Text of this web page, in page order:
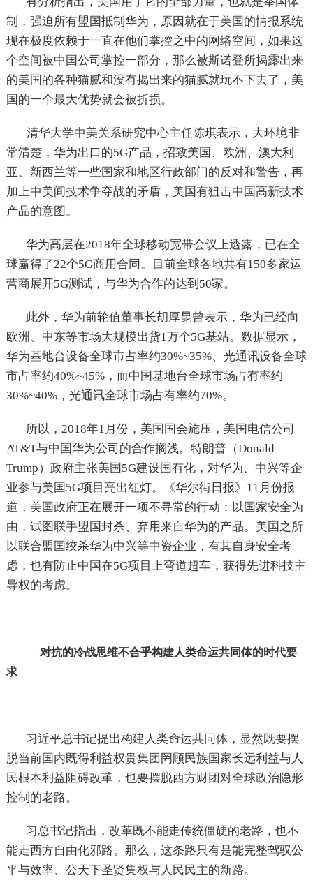
制，强迫所有盟国抵制华为，原因就在于美国的情报系统
现在极度依赖于一直在他们掌控之中的网络空间，如果这
个空间被中国公司掌控一部分，那么被斯诺登所揭露出来
的美国的各种猫腻和没有揭出来的猫腻就玩不下去了，美
国的一个最大优势就会被折损。
清华大学中美关系研究中心主任陈琪表示，大环境非
常清楚，华为出口的5G产品，招致美国、欧洲、澳大利
亚、新西兰等一些国家和地区行政部门的反对和警告，再
加上中美间技术争夺战的矛盾，美国有狙击中国高新技术
产品的意图。
华为高层在2018年全球移动宽带会议上透露，已在全
球赢得了22个5G商用合同。目前全球各地共有150多家运
营商展开5G测试，与华为合作的达到50家。
此外，华为前轮值董事长胡厚昆曾表示，华为已经向
欧洲、中东等市场大规模出货1万个5G基站。数据显示，
华为基地台设备全球市占率约30%~35%、光通讯设备全球
市占率约40%~45%，而中国基地台全球市场占有率约
30%~40%，光通讯全球市场占有率约70%。
所以，2018年1月份，美国国会施压，美国电信公司
AT&T与中国华为公司的合作搁浅。特朗普（Donald
Trump）政府主张美国5G建设国有化，对华为、中兴等企
业参与美国5G项目亮出红灯。《华尔街日报》11月份报
道，美国政府正在展开一项不寻常的行动：以国家安全为
由，试图联手盟国封杀、弃用来自华为的产品。美国之所
以联合盟国绞杀华为中兴等中资企业，有其自身安全考
虑，也有防止中国在5G项目上弯道超车，获得先进科技主
导权的考虑。
对抗的冷战思维不合乎构建人类命运共同体的时代要
求
习近平总书记提出构建人类命运共同体，显然既要摆
脱当前国内既得利益权贵集团罔顾民族国家长远利益与人
民根本利益阻碍改革，也要摆脱西方财团对全球政治隐形
控制的老路。
习总书记指出，改革既不能走传统僵硬的老路，也不
能走西方自由化邪路。那么，这条路只有是能完整驾驭公
平与效率、公天下圣贤集权与人民民主的新路。